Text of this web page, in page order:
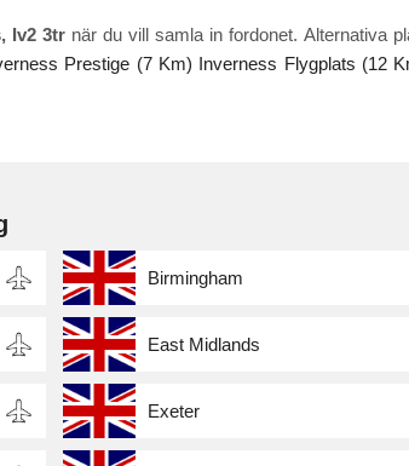
Iv2 3tr när du vill samla in fordonet. Alternativa
Prestige (7 Km) Inverness Flygplats (12
Birmingham
East Midlands
Exeter